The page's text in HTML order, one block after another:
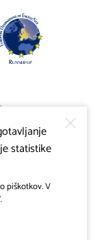
statistike
piškotkov. V